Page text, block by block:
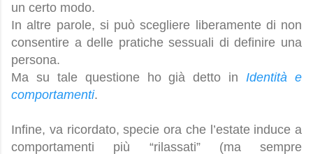
un certo modo.
In altre parole, si può scegliere liberamente di non
consentire a delle pratiche sessuali di definire una
persona.
Ma su tale questione ho già detto inIdentità e
comportamenti.
Infine, va ricordato, specie ora che l’estate induce a
comportamenti più “rilassati” (ma sempre